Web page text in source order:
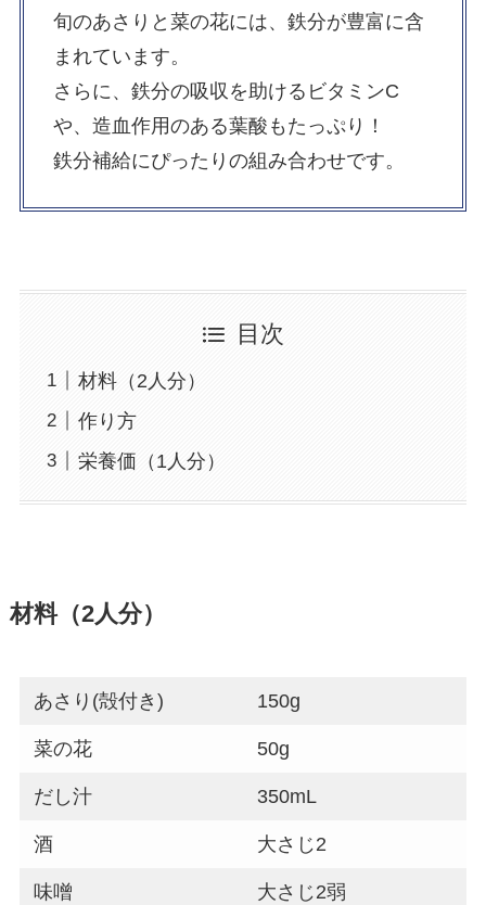
旬のあさりと菜の花には、鉄分が豊富に含
まれています。
さらに、鉄分の吸収を助けるビタミンC
や、造血作用のある葉酸もたっぷり！
鉄分補給にぴったりの組み合わせです。
目次
材料（2人分）
作り方
栄養価（1人分）
材料（2人分）
あさり(殻付き) 150g
菜の花 50g
だし汁 350mL
酒 大さじ2
味噌 大さじ2弱